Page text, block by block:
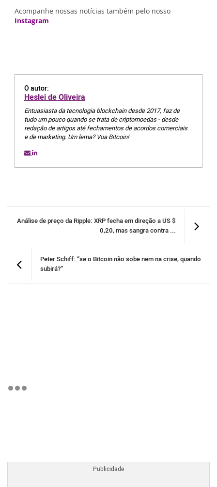
Acompanhe nossas notícias também pelo nosso
Instagram
O autor:
Heslei de Oliveira
Entuasiasta da tecnologia blockchain desde 2017, faz de
tudo um pouco quando se trata de criptomoedas - desde
redação de artigos até fechamentos de acordos comerciais
e de marketing. Um lema? Voa Bitcoin!
Análise de preço da Ripple: XRP fecha em direção a US $
0,20, mas sangra contra ...
Peter Schiff: “se o Bitcoin não sobe nem na crise, quando
subirá?”